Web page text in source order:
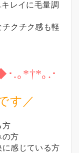
レイに毛量調
クチク感も軽
.｡*†*｡.･
す／
方
の方
に感じている方